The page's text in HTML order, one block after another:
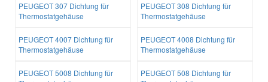
PEUGEOT 307 Dichtung für
Thermostatgehäuse
PEUGEOT 308 Dichtung für
Thermostatgehäuse
PEUGEOT 4007 Dichtung für
Thermostatgehäuse
PEUGEOT 4008 Dichtung für
Thermostatgehäuse
PEUGEOT 5008 Dichtung für
PEUGEOT 508 Dichtung für